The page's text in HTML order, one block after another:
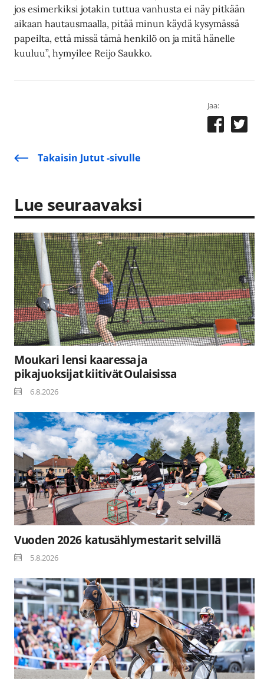
jos esimerkiksi jotakin tuttua vanhusta ei näy pitkään
aikaan hautausmaalla, pitää minun käydä kysymässä
papeilta, että missä tämä henkilö on ja mitä hänelle
kuuluu”, hymyilee Reijo Saukko.
Jaa:
Takaisin Jutut -sivulle
Lue seuraavaksi
Moukari lensi kaaressa ja
pikajuoksijat kiitivät Oulaisissa
6.8.2026
Vuoden 2026 katusählymestarit selvillä
5.8.2026